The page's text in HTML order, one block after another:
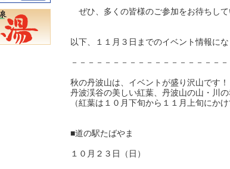
ぜひ、多くの皆様のご参加をお待ちして
以下、１１月３日までのイベント情報に
－－－－－－－－－－－－－－－－－－
秋の丹波山は、イベントが盛り沢山です！
丹波渓谷の美しい紅葉、丹波山の山・川
（紅葉は１０月下旬から１１月上旬にか
■道の駅たばやま
１０月２３日（日） ノルカ